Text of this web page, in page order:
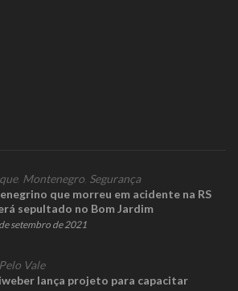
, Montenegro Segurança
que morreu em acidente na RS
sepultado no Bom Jardim
setembro de 2021
Pelo Vale
lança projeto para capacitar